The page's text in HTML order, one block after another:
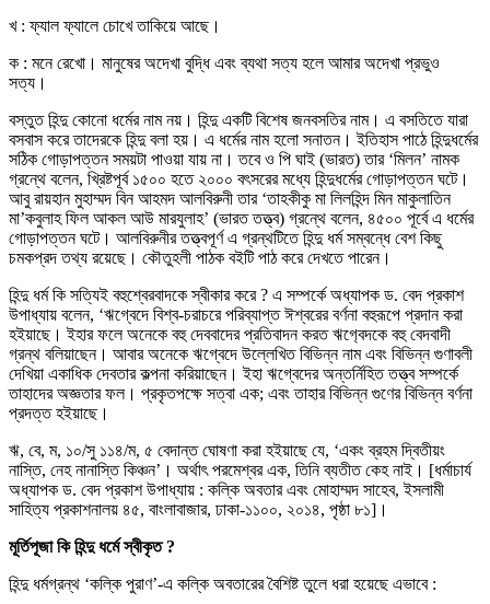
খ : ফ্যাল ফ্যালে চোখে তাকিয়ে আছে।
ক : মনে রেখো। মানুষের অদেখা বুদ্ধি এবং ব্যথা সত্য হলে আমার অদেখা প্রভুও
সত্য।
বস্তুত হিন্দু কোনো ধর্মের নাম নয়। হিন্দু একটি বিশেষ জনবসতির নাম। এ বসতিতে যারা
বসবাস করে তাদেরকে হিন্দু বলা হয়। এ ধর্মের নাম হলো সনাতন। ইতিহাস পাঠে হিন্দুধর্মের
সঠিক গোড়াপত্তন সময়টা পাওয়া যায় না। তবে ও পি ঘাই (ভারত) তার ‘মিলন’ নামক
গ্রন্থে বলেন, খ্রিষ্টপূর্ব ১৫০০ হতে ২০০০ বৎসরের মধ্যে হিন্দুধর্মের গোড়াপত্তন ঘটে।
আবু রায়হান মুহাম্মদ বিন আহমদ আলবিরুনী তার ‘তাহকীকু মা লিলহিন্দ মিন মাকুলাতিন
মা’কবুলাহ ফিল আকল আউ মারযুলাহ’ (ভারত তত্ত্ব) গ্রন্থে বলেন, ৪৫০০ পূর্বে এ ধর্মের
গোড়াপত্তন ঘটে। আলবিরুনীর তত্ত্বপূর্ণ এ গ্রন্থটিতে হিন্দু ধর্ম সম্বন্ধে বেশ কিছু
চমকপ্রদ তথ্য রয়েছে। কৌতুহলী পাঠক বইটি পাঠ করে দেখতে পারেন।
হিন্দু ধর্ম কি সত্যিই বহুশ্বেরবাদকে স্বীকার করে ? এ সম্পর্কে অধ্যাপক ড. বেদ প্রকাশ
উপাধ্যায় বলেন, ‘ঋগ্বেদে বিশ্ব-চরাচরে পরিব্যাপ্ত ঈশ্বরের বর্ণনা বহুরূপে প্রদান করা
হইয়াছে। ইহার ফলে অনেকে বহু দেববাদের প্রতিবাদন করত ঋগ‌্বেদকে বহু বেদবাদী
গ্রন্থ বলিয়াছেন। আবার অনেকে ঋগ্বেদে উল্লেখিত বিভিন্ন নাম এবং বিভিন্ন গুণাবলী
দেখিয়া একাধিক দেবতার কল্পনা করিয়াছেন। ইহা ঋগ্বেদের অন্তর্নিহিত তত্ত্ব সম্পর্কে
তাহাদের অজ্ঞতার ফল। প্রকৃতপক্ষে সত্বা এক; এবং তাহার বিভিন্ন গুণের বিভিন্ন বর্ণনা
প্রদত্ত হইয়াছে।
ঋ, বে, ম, ১০/সু ১১৪/ম, ৫ বেদান্ত ঘোষণা করা হইয়াছে যে, ‘একং ব্রহম দ্বিতীয়ং
নাস্তি, নেহ নানাস্তি কিঞ্চন’। অর্থাৎ পরমেশ্বর এক, তিনি ব্যতীত কেহ নাই। [ধর্মাচার্য
অধ্যাপক ড. বেদ প্রকাশ উপাধ্যায় : কল্কি অবতার এবং মোহাম্মদ সাহেব, ইসলামী
সাহিত্য প্রকাশনালয় ৪৫, বাংলাবাজার, ঢাকা-১১০০, ২০১৪, পৃষ্ঠা ৮১]।
মূর্তিপূজা কি হিন্দু ধর্মে স্বীকৃত ?
হিন্দু ধর্মগ্রন্থ ‘কল্কি পুরাণ’-এ কল্কি অবতারের বৈশিষ্ট তুলে ধরা হয়েছে এভাবে :